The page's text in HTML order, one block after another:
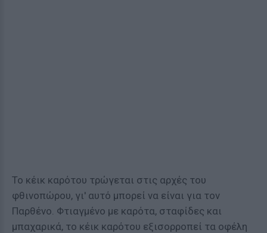
Το κέικ καρότου τρώγεται στις αρχές του
φθινοπώρου, γι' αυτό μπορεί να είναι για τον
Παρθένο. Φτιαγμένο με καρότα, σταφίδες και
μπαχαρικά, το κέικ καρότου εξισορροπεί τα οφέλη